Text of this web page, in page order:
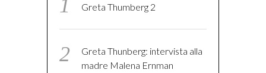
Greta Thumberg 2
Greta Thunberg: intervista alla
madre Malena Ernman